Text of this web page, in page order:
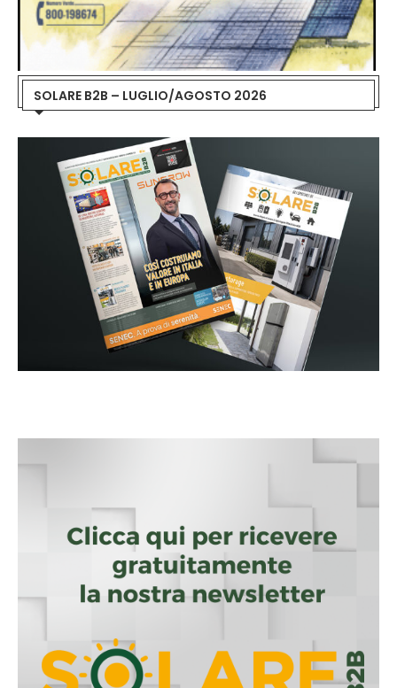
SOLARE B2B – LUGLIO/AGOSTO 2026